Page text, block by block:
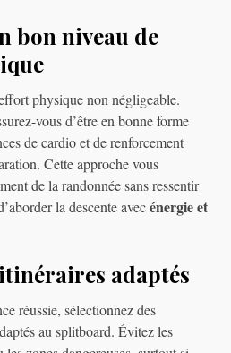
bon niveau de
physique non négligeable.
vous d’être en bonne forme
de cardio et de renforcement
Cette approche vous
de la randonnée sans ressentir
la descente avecénergie et
adaptés
réussie, sélectionnez des
au splitboard. Évitez les